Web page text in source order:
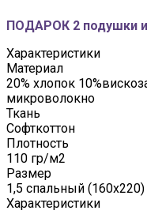
ПОДАРОК 2 подушки
Характеристики
Материал
20% хлопок
микроволокно
Ткань
Софткоттон
Плотность
110 гр/м2
Размер
1,5 спальный (160x220)
Характеристики